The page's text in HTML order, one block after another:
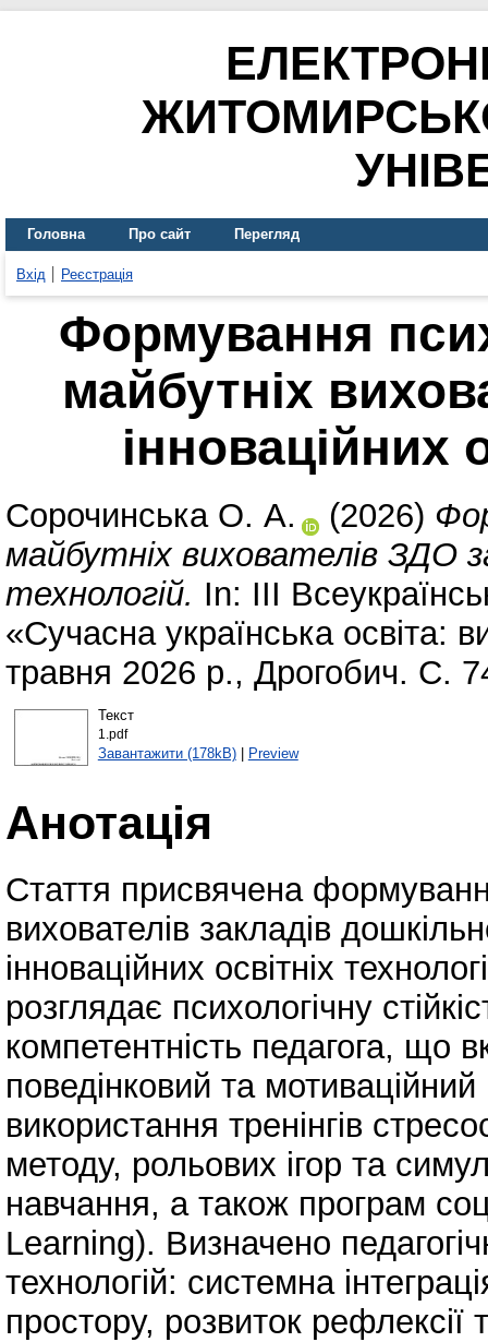
Головна Про сайт Перегляд
Вхід Реєстрація
Формування
майбутніх
інноваційних
Сорочинська О. А. (2026)
майбутніх вихователів ЗДО
технологій. In: ІІІ
«Сучасна українська освіта:
травня 2026 р., Дрогобич. С.
Текст
1.pdf
Завантажити (178kB)| Preview
Анотація
Стаття присвячена
вихователів закладів
інноваційних освітніх
розглядає психологічну
компетентність педагога, що
поведінковий та
використання тренінгів
методу, рольових ігор та
навчання, а також програм
Learning). Визначено
технологій: системна
простору, розвиток